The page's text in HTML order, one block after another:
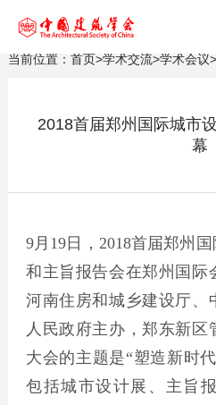
当前位置： 首页>学术交流>学术会议>
2018首届郑州国际城市
幕
9月19日，2018首届郑州
和主旨报告会在郑州国际
河南住房和城乡建设厅、
人民政府主办，郑东新区
大会的主题是“塑造新时
包括城市设计展、主旨